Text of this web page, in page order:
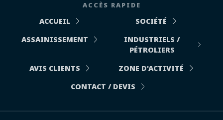
ACCÈS RAPIDE
ACCUEIL
SOCIÉTÉ
ASSAINISSEMENT
INDUSTRIELS /
PÉTROLIERS
AVIS CLIENTS
ZONE D'ACTIVITÉ
CONTACT / DEVIS